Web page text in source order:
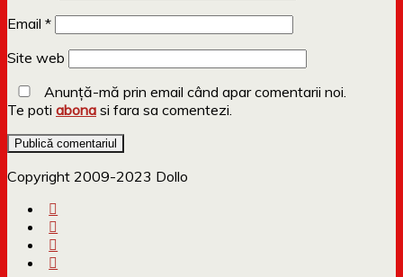
Email *
Site web
Anunță-mă prin email când apar comentarii noi.
Te poti abona si fara sa comentezi.
Copyright 2009-2023 Dollo